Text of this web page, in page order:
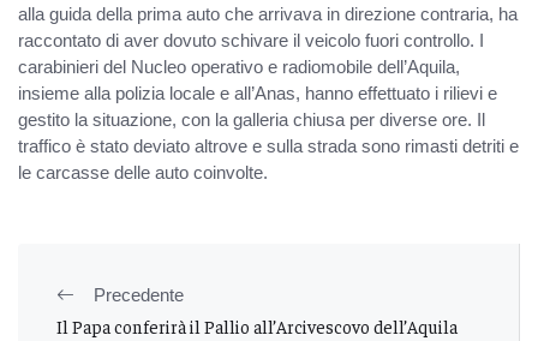
alla guida della prima auto che arrivava in direzione contraria, ha
raccontato di aver dovuto schivare il veicolo fuori controllo. I
carabinieri del Nucleo operativo e radiomobile dell’Aquila,
insieme alla polizia locale e all’Anas, hanno effettuato i rilievi e
gestito la situazione, con la galleria chiusa per diverse ore. Il
traffico è stato deviato altrove e sulla strada sono rimasti detriti e
le carcasse delle auto coinvolte.
Precedente
Il Papa conferirà il Pallio all’Arcivescovo dell’Aquila